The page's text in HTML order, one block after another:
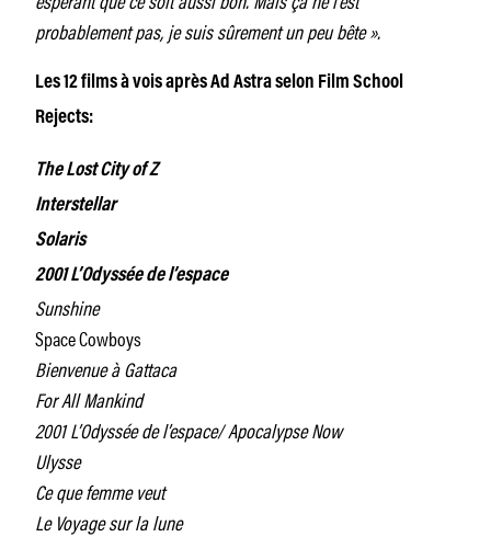
probablement pas, je suis sûrement un peu bête ».
Les 12 films à vois après Ad Astra selon Film School
Rejects:
The Lost City of Z
Interstellar
Solaris
2001 L’Odyssée de l’espace
Sunshine
Space Cowboys
Bienvenue à Gattaca
For All Mankind
2001 L’Odyssée de l’espace/ Apocalypse Now
Ulysse
Ce que femme veut
Le Voyage sur la lune